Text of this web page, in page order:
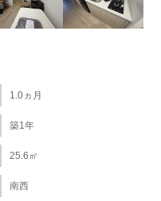
1.0ヵ月
築1年
25.6㎡
南西